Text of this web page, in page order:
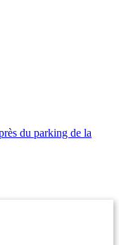
du parking de la